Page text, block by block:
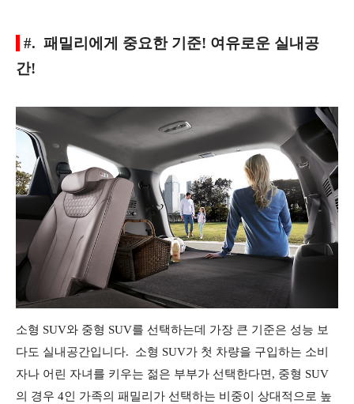
#. 패밀리에게 중요한 기준! 여유로운 실내공
간!
소형 SUV와 중형 SUV를 선택하는데 가장 큰 기준은 성능 보
다도 실내공간입니다. 소형 SUV가 첫 차량을 구입하는 소비
자나 어린 자녀를 키우는 젊은 부부가 선택한다면, 중형 SUV
의 경우 4인 가족의 패밀리가 선택하는 비중이 상대적으로 높